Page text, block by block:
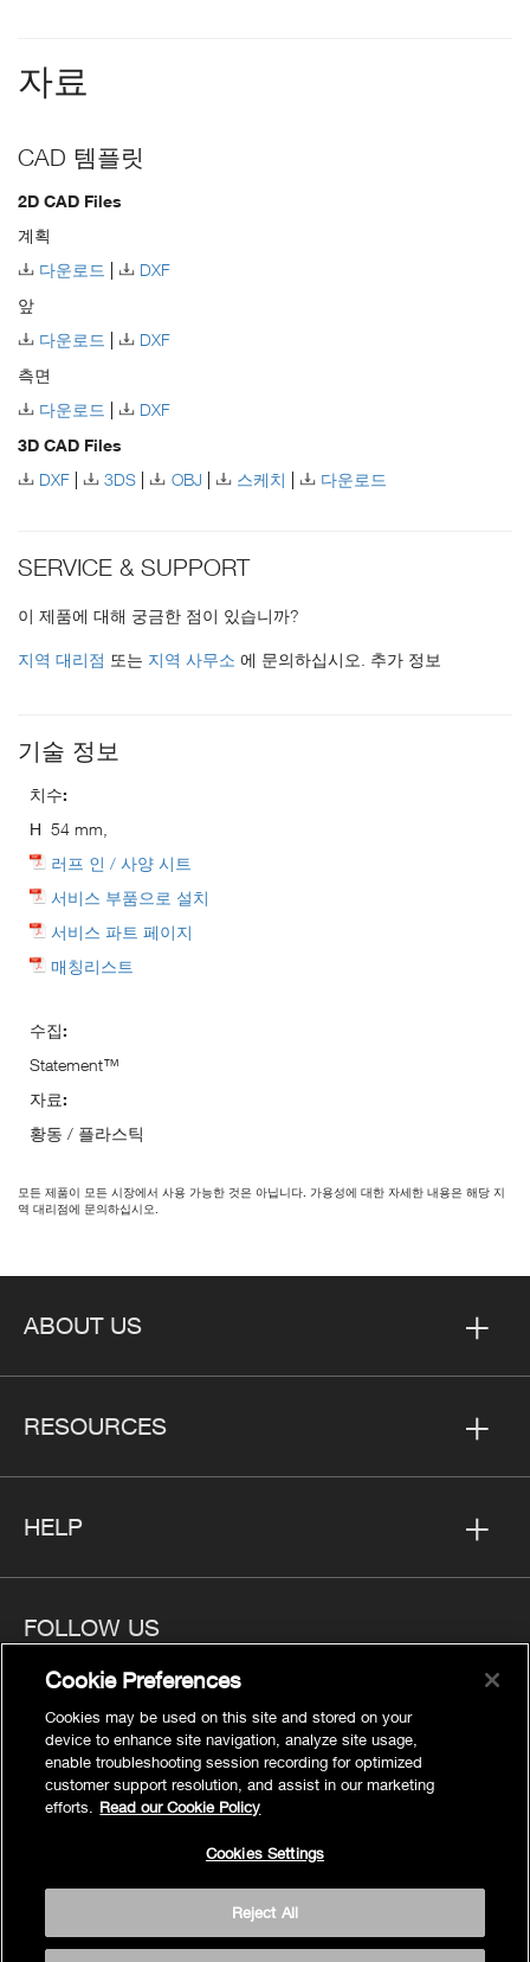
자료
CAD 템플릿
2D CAD Files
계획
다운로드
DXF
앞
다운로드
DXF
측면
다운로드
DXF
3D CAD Files
DXF
3DS OBJ 스케치 다운로드
SERVICE & SUPPORT
이 제품에 대해 궁금한 점이 있습니까?
지역 대리점 또는 지역 사무소 에 문의하십시오. 추가 정보
기술 정보
치수:
H 54 mm,
러프 인 / 사양 시트
서비스 부품으로 설치
서비스 파트 페이지
매칭리스트
수집:
Statement™
자료:
황동 / 플라스틱
모든 제품이 모든 시장에서 사용 가능한 것은 아닙니다. 가용성에 대한 자세한 내용은 해당 지
역 대리점에 문의하십시오.
ABOUT US
RESOURCES
HELP
FOLLOW US
Privacy
Cookies Settings
Accessibility
Cookie Preferences
Cookies may be used on this site and stored on your
device to enhance site navigation, analyze site usage,
enable troubleshooting session recording for optimized
customer support resolution, and assist in our marketing
efforts.
Read our Cookie Policy
Cookies Settings
Reject All